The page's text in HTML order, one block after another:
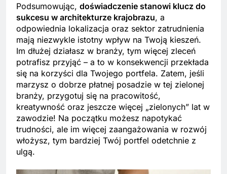
Podsumowując, doświadczenie stanowi klucz do
sukcesu w architekturze krajobrazu, a
odpowiednia lokalizacja oraz sektor zatrudnienia
mają niezwykle istotny wpływ na Twoją kieszeń.
Im dłużej działasz w branży, tym więcej zleceń
potrafisz przyjąć – a to w konsekwencji przekłada
się na korzyści dla Twojego portfela. Zatem, jeśli
marzysz o dobrze płatnej posadzie w tej zielonej
branży, przygotuj się na pracowitość,
kreatywność oraz jeszcze więcej „zielonych” lat w
zawodzie! Na początku możesz napotykać
trudności, ale im więcej zaangażowania w rozwój
włożysz, tym bardziej Twój portfel odetchnie z
ulgą.